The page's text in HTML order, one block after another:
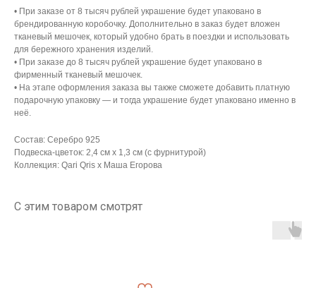
• При заказе от 8 тысяч рублей украшение будет упаковано в
брендированную коробочку. Дополнительно в заказ будет вложен
тканевый мешочек, который удобно брать в поездки и использовать
для бережного хранения изделий.
• При заказе до 8 тысяч рублей украшение будет упаковано в
фирменный тканевый мешочек.
• На этапе оформления заказа вы также сможете добавить платную
подарочную упаковку — и тогда украшение будет упаковано именно в
неё.
Состав: Серебро 925
Подвеска-цветок: 2,4 см х 1,3 см (с фурнитурой)
Коллекция: Qari Qris x Маша Егорова
С этим товаром смотрят
ИСТОРИЯ БРЕНДА
АРХИВНЫЙ СЕЙЛ